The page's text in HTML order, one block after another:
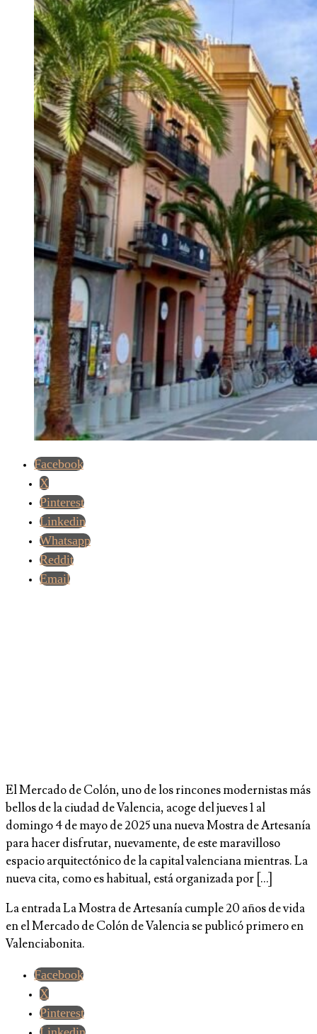
Facebook
X
Pinterest
Linkedin
Whatsapp
Reddit
Email
El Mercado de Colón, uno de los rincones modernistas más
bellos de la ciudad de Valencia, acoge del jueves 1 al
domingo 4 de mayo de 2025 una nueva Mostra de Artesanía
para hacer disfrutar, nuevamente, de este maravilloso
espacio arquitectónico de la capital valenciana mientras. La
nueva cita, como es habitual, está organizada por […]
La entrada La Mostra de Artesanía cumple 20 años de vida
en el Mercado de Colón de Valencia se publicó primero en
Valenciabonita.
Facebook
X
Pinterest